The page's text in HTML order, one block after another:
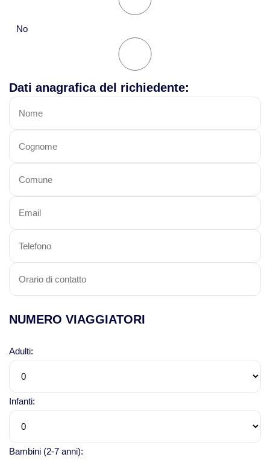
No
Dati anagrafica del richiedente:
NUMERO VIAGGIATORI
Adulti:
Infanti:
Bambini (2-7 anni):